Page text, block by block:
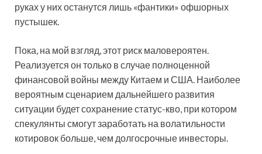
руках у них останутся лишь «фантики» офшорных
пустышек.
Пока, на мой взгляд, этот риск маловероятен.
Реализуется он только в случае полноценной
финансовой войны между Китаем и США. Наиболее
вероятным сценарием дальнейшего развития
ситуации будет сохранение статус-кво, при котором
спекулянты смогут заработать на волатильности
котировок больше, чем долгосрочные инвесторы.